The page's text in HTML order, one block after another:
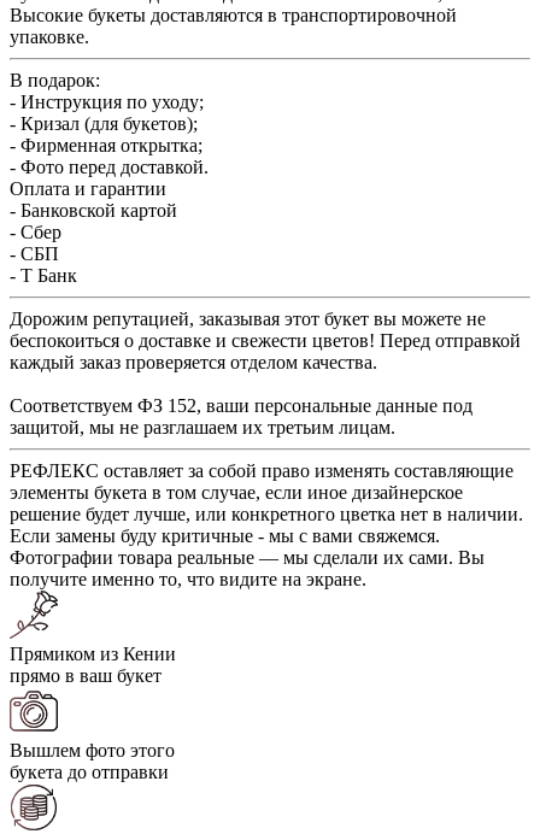
Высокие букеты доставляются в транспортировочной
упаковке.
В подарок:
- Инструкция по уходу;
- Кризал (для букетов);
- Фирменная открытка;
- Фото перед доставкой.
Оплата и гарантии
- Банковской картой
- Сбер
- СБП
- Т Банк
Дорожим репутацией, заказывая этот букет вы можете не
беспокоиться о доставке и свежести цветов! Перед отправкой
каждый заказ проверяется отделом качества.
Соответствуем ФЗ 152, ваши персональные данные под
защитой, мы не разглашаем их третьим лицам.
РЕФЛЕКС оставляет за собой право изменять составляющие
элементы букета в том случае, если иное дизайнерское
решение будет лучше, или конкретного цветка нет в наличии.
Если замены буду критичные - мы с вами свяжемся.
Фотографии товара реальные — мы сделали их сами. Вы
получите именно то, что видите на экране.
Прямиком из Кении
прямо в ваш букет
Вышлем фото этого
букета до отправки